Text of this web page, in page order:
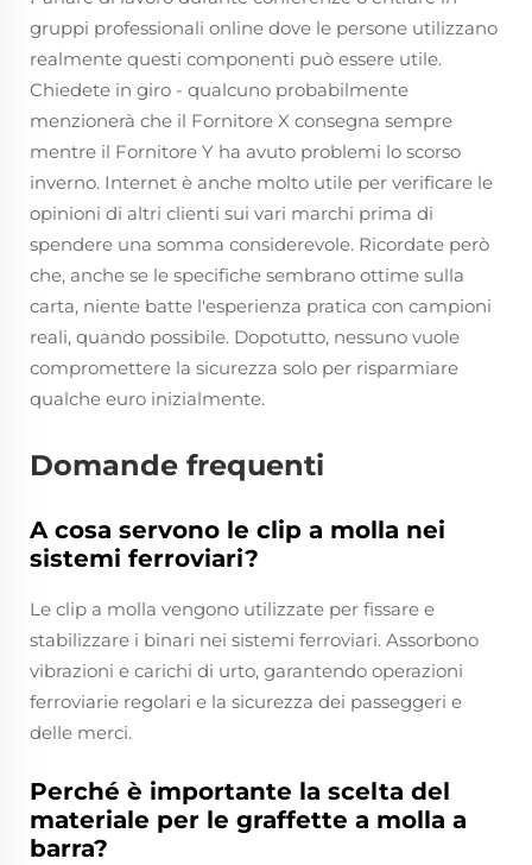
gruppi professionali online dove le persone utilizzano
realmente questi componenti può essere utile.
Chiedete in giro - qualcuno probabilmente
menzionerà che il Fornitore X consegna sempre
mentre il Fornitore Y ha avuto problemi lo scorso
inverno. Internet è anche molto utile per verificare le
opinioni di altri clienti sui vari marchi prima di
spendere una somma considerevole. Ricordate però
che, anche se le specifiche sembrano ottime sulla
carta, niente batte l'esperienza pratica con campioni
reali, quando possibile. Dopotutto, nessuno vuole
compromettere la sicurezza solo per risparmiare
qualche euro inizialmente.
Domande frequenti
A cosa servono le clip a molla nei
sistemi ferroviari?
Le clip a molla vengono utilizzate per fissare e
stabilizzare i binari nei sistemi ferroviari. Assorbono
vibrazioni e carichi di urto, garantendo operazioni
ferroviarie regolari e la sicurezza dei passeggeri e
delle merci.
Perché è importante la scelta del
materiale per le graffette a molla a
barra?